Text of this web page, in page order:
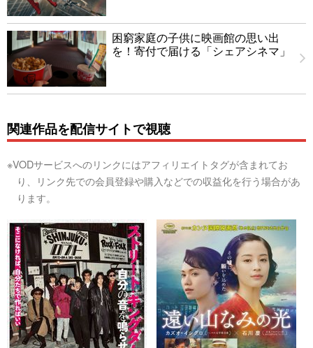
困窮家庭の子供に映画館の思い出
を！寄付で届ける「シェアシネマ」
関連作品を配信サイトで視聴
※VODサービスへのリンクにはアフィリエイトタグが含まれてお
り、リンク先での会員登録や購入などでの収益化を行う場合があ
ります。